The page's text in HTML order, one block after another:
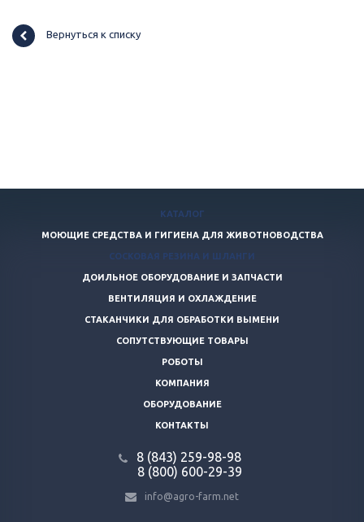
Вернуться к списку
КАТАЛОГ
МОЮЩИЕ СРЕДСТВА И ГИГИЕНА ДЛЯ ЖИВОТНОВОДСТВА
СОСКОВАЯ РЕЗИНА И ШЛАНГИ
ДОИЛЬНОЕ ОБОРУДОВАНИЕ И ЗАПЧАСТИ
ВЕНТИЛЯЦИЯ И ОХЛАЖДЕНИЕ
СТАКАНЧИКИ ДЛЯ ОБРАБОТКИ ВЫМЕНИ
СОПУТСТВУЮЩИЕ ТОВАРЫ
РОБОТЫ
КОМПАНИЯ
ОБОРУДОВАНИЕ
КОНТАКТЫ
8 (843) 259-98-98
8 (800) 600-29-39
info@agro-farm.net